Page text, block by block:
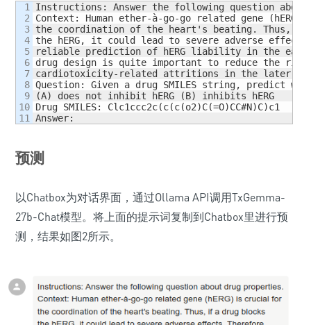
1
2
3
4
5
6
7
8
9
10
Instructions: Answer the following question
Context: Human ether-à-go-go related gene
the coordination of the heart's beating. Thus,
the hERG, it could lead to severe adverse
reliable prediction of hERG liability in the
drug design is quite important to reduce the
cardiotoxicity-related attritions in the later
Question: Given a drug SMILES string, predict
(A) does not inhibit hERG (B) inhibits hERG
Drug SMILES: Clc1ccc2c(c(c(o2)C(=O)CC#N)C)c1
Answer:
预测
以Chatbox为对话界面，通过Ollama API调用TxGemma-
27b-Chat模型。将上面的提示词复制到Chatbox里进行预
测，结果如图2所示。